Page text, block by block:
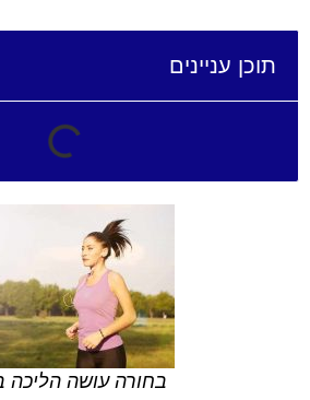
תוכן עניינים
בחורה עושה הליכה